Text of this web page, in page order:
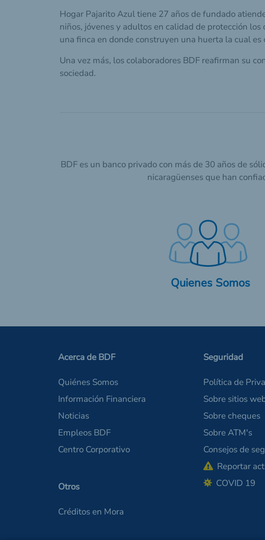
Hogar Pajarito Azul tiene 27 años de fundado
niños, jóvenes y adultos en calidad de protección
una finca en donde construyen una huerta la cual
Una vez más, los colaboradores BDF reafirman su
sociedad.
BDF es un banco privado con más de 30 años de
nicaragüenses que han
Quienes Somos
Acerca de BDF
Quiénes Somos
Información Financiera
Noticias
Empleos BDF
Centro Corporativo
Otros
Créditos en Mora
Seguridad
Política de
Sobre sitios
Sobre cheques
Sobre ATM's
Consejos de
Reportar
COVID 19